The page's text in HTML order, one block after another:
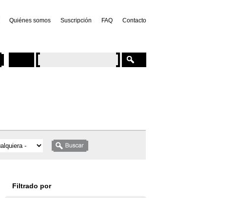
Quiénes somos Suscripción FAQ Contacto
Filtrado por